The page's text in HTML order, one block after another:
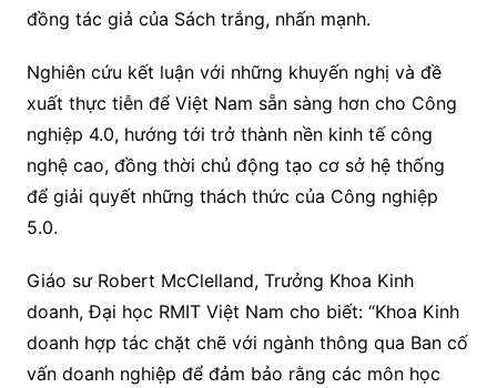
đồng tác giả của Sách trắng, nhấn mạnh.
Nghiên cứu kết luận với những khuyến nghị và đề
xuất thực tiễn để Việt Nam sẵn sàng hơn cho Công
nghiệp 4.0, hướng tới trở thành nền kinh tế công
nghệ cao, đồng thời chủ động tạo cơ sở hệ thống
để giải quyết những thách thức của Công nghiệp
5.0.
Giáo sư Robert McClelland, Trưởng Khoa Kinh
doanh, Đại học RMIT Việt Nam cho biết: “Khoa Kinh
doanh hợp tác chặt chẽ với ngành thông qua Ban cố
vấn doanh nghiệp để đảm bảo rằng các môn học